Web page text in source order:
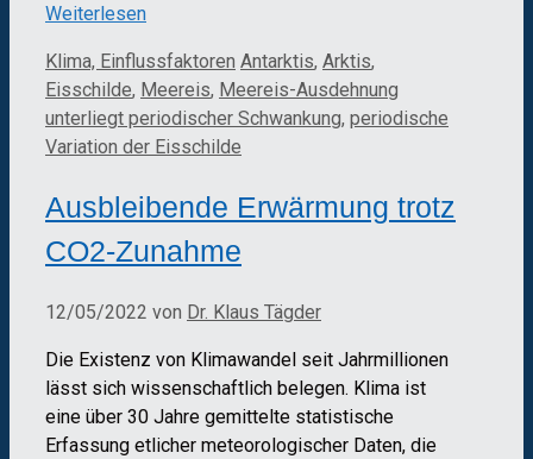
Weiterlesen
Kategorien
Klima, Einflussfaktoren Schlagwörter
Antarktis, Arktis,
Eisschilde, Meereis, Meereis-Ausdehnung
unterliegt periodischer Schwankung, periodische
Variation der Eisschilde
Ausbleibende Erwärmung trotz
CO2-Zunahme
12/05/2022 von Dr. Klaus Tägder
Die Existenz von Klimawandel seit Jahrmillionen
lässt sich wissenschaftlich belegen. Klima ist
eine über 30 Jahre gemittelte statistische
Erfassung etlicher meteorologischer Daten, die